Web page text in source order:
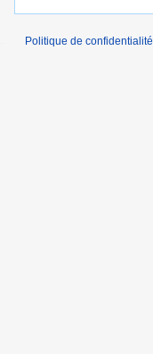
Politique de confidentialité